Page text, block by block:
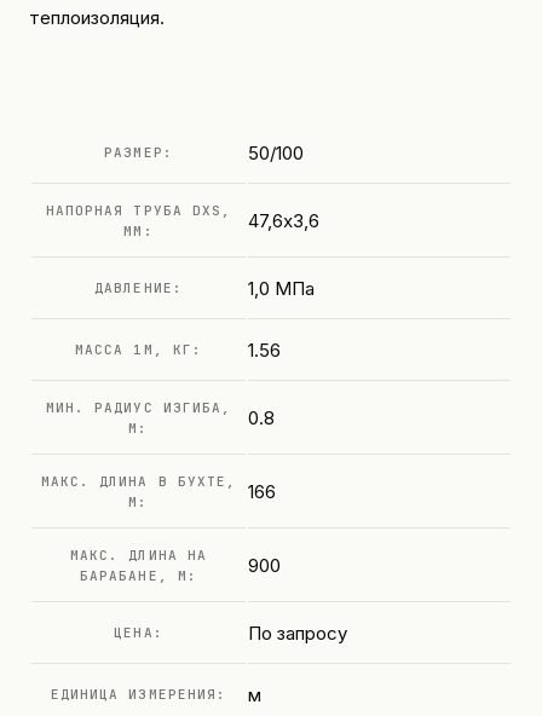
теплоизоляция.
РАЗМЕР: 50/100
НАПОРНАЯ ТРУБА DXS,
ММ:
47,6х3,6
ДАВЛЕНИЕ: 1,0 МПа
МАССА 1М, КГ: 1.56
МИН. РАДИУС ИЗГИБА,
М:
0.8
МАКС. ДЛИНА В БУХТЕ,
М:
166
МАКС. ДЛИНА НА
БАРАБАНЕ, М:
900
ЦЕНА: По запросу
ЕДИНИЦА ИЗМЕРЕНИЯ: м